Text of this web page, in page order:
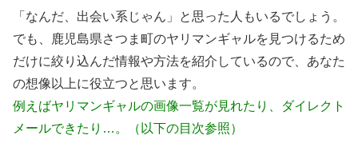
「なんだ、出会い系じゃん」と思った人もいるでしょう。
でも、鹿児島県さつま町のヤリマンギャルを見つけるため
だけに絞り込んだ情報や方法を紹介しているので、あなた
の想像以上に役立つと思います。
例えばヤリマンギャルの画像一覧が見れたり、ダイレクト
メールできたり…。（以下の目次参照）